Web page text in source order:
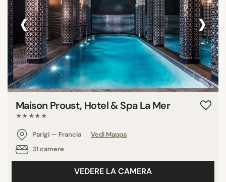
‹ ›
Maison Proust, Hotel & Spa La Mer
★★★★★
Parigi — Francia
Vedi Mappa
31 camere
VEDERE LA CAMERA